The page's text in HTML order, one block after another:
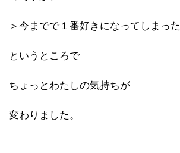
＞今までで１番好きになってしまった
というところで
ちょっとわたしの気持ちが
変わりました。